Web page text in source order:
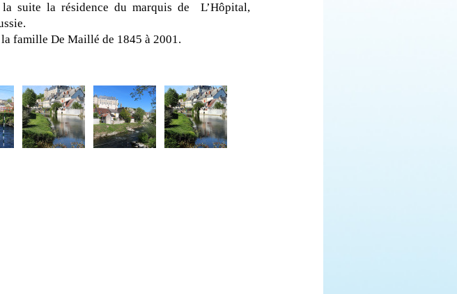
suite la résidence du marquis de L’Hôpital,
famille De Maillé de 1845 à 2001.